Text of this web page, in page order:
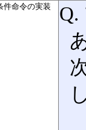
件命令の実装
Q.